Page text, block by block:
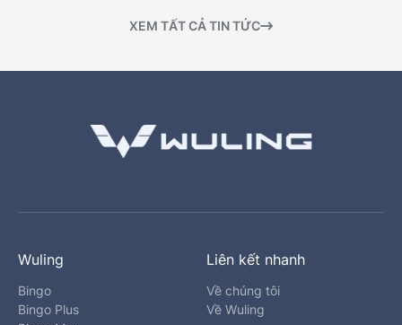
XEM TẤT CẢ TIN TỨC
Wuling
Bingo
Bingo Plus
Liên kết nhanh
Về chúng tôi
Về Wuling